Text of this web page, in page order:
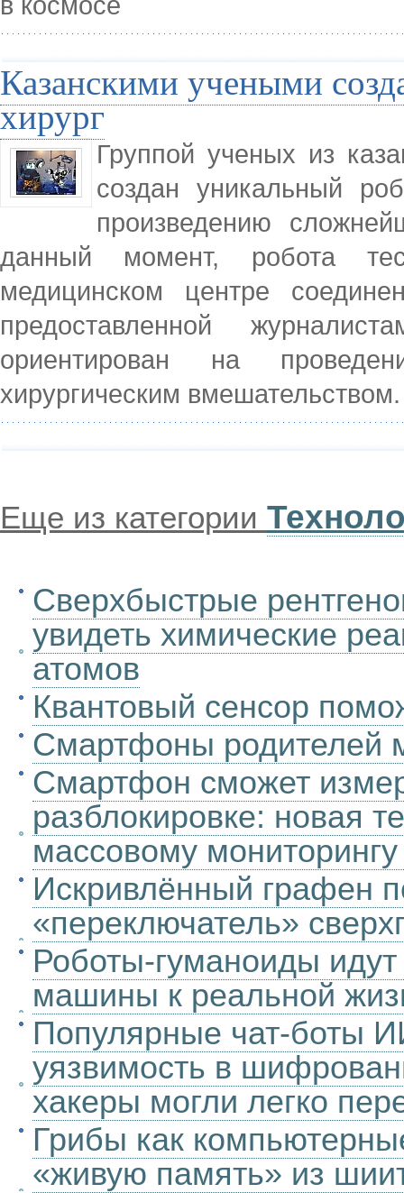
Казанскими учеными
хирург
Группой ученых из
создан уникальный
произведению
данный момент, робота
медицинском центре
предоставленной
ориентирован на
хирургическим
Еще из категории
Сверхбыстрые
увидеть химические
атомов
Квантовый сенсор
Смартфоны родителей
Смартфон сможет
разблокировке: новая
массовому
Искривлённый графен
«переключатель»
Роботы-гуманоиды идут
машины к реальной
Популярные чат-боты
уязвимость в
хакеры могли легко
Грибы как
«живую память» из